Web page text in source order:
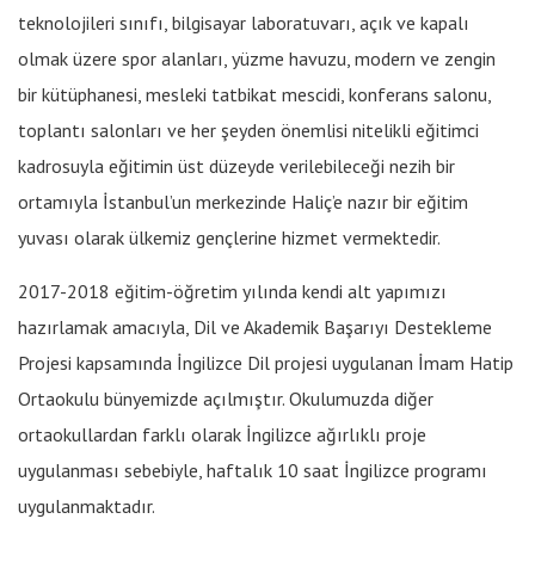
teknolojileri sınıfı, bilgisayar laboratuvarı, açık ve kapalı
olmak üzere spor alanları, yüzme havuzu, modern ve zengin
bir kütüphanesi, mesleki tatbikat mescidi, konferans salonu,
toplantı salonları ve her şeyden önemlisi nitelikli eğitimci
kadrosuyla eğitimin üst düzeyde verilebileceği nezih bir
ortamıyla İstanbul’un merkezinde Haliç’e nazır bir eğitim
yuvası olarak ülkemiz gençlerine hizmet vermektedir.
2017-2018 eğitim-öğretim yılında kendi alt yapımızı
hazırlamak amacıyla, Dil ve Akademik Başarıyı Destekleme
Projesi kapsamında İngilizce Dil projesi uygulanan İmam Hatip
Ortaokulu bünyemizde açılmıştır. Okulumuzda diğer
ortaokullardan farklı olarak İngilizce ağırlıklı proje
uygulanması sebebiyle, haftalık 10 saat İngilizce programı
uygulanmaktadır.